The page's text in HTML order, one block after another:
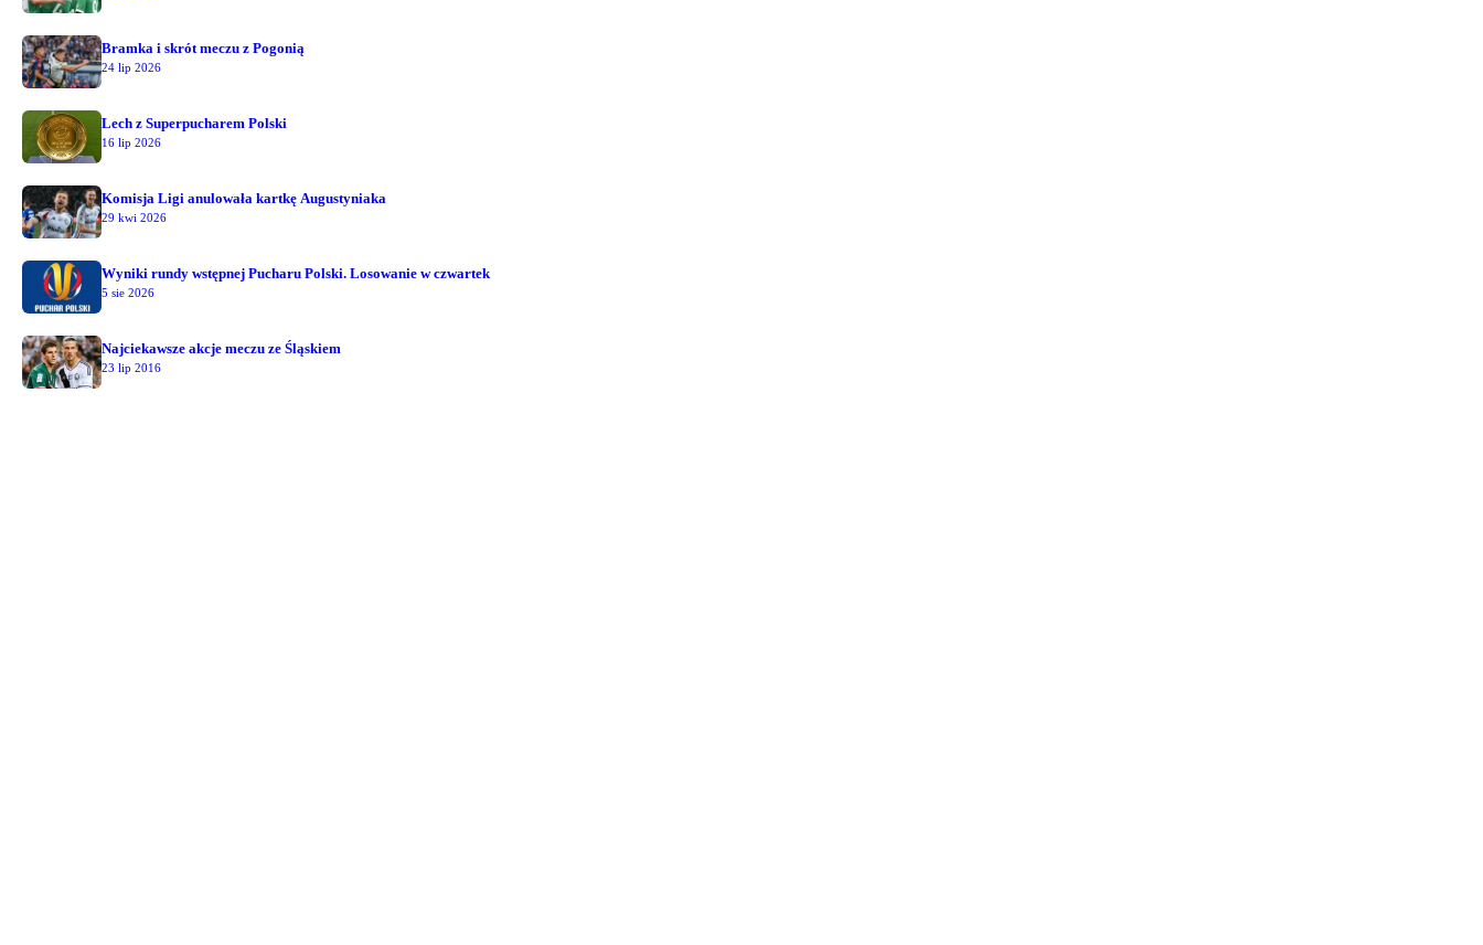
Bramka i skrót meczu z Pogonią
24 lip 2026
Lech z Superpucharem Polski
16 lip 2026
Komisja Ligi anulowała kartkę Augustyniaka
29 kwi 2026
Wyniki rundy wstępnej Pucharu Polski. Losowanie w czwartek
5 sie 2026
Najciekawsze akcje meczu ze Śląskiem
23 lip 2016